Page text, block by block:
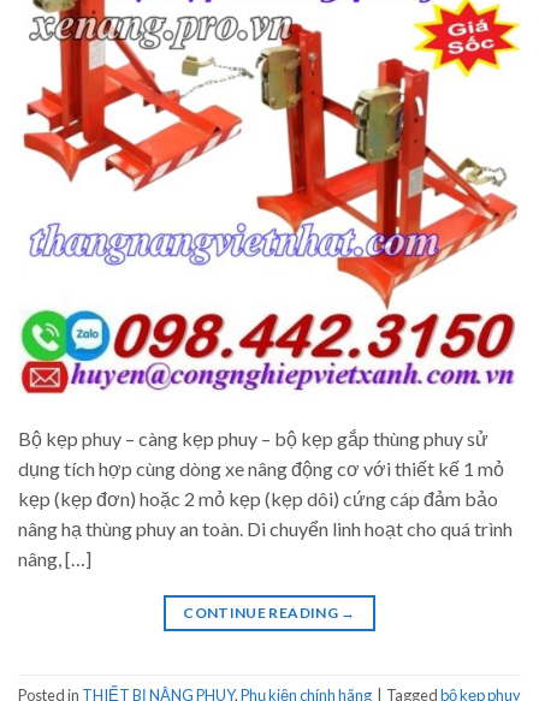
Bộ kẹp phuy – càng kẹp phuy – bộ kẹp gắp thùng phuy sử
dụng tích hợp cùng dòng xe nâng động cơ với thiết kế 1 mỏ
kẹp (kẹp đơn) hoặc 2 mỏ kẹp (kẹp dôi) cứng cáp đảm bảo
nâng hạ thùng phuy an toàn. Di chuyển linh hoạt cho quá trình
nâng, […]
CONTINUE READING →
Posted in THIẾT BỊ NÂNG PHUY,Phụ kiện chính hãng Taggedbộ kẹp phuy